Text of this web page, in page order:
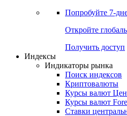
Попробуйте 7-
Откройте
Получить доступ
Индексы
Индикаторы рынка
Поиск индексов
Криптовалюты
Курсы валют
Курсы валют
Ставки